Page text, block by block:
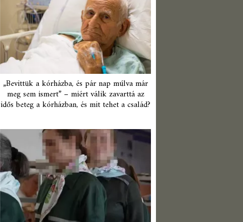
„Bevittük a kórházba, és pár nap múlva már
meg sem ismert” – miért válik zavarttá az
idős beteg a kórházban, és mit tehet a család?